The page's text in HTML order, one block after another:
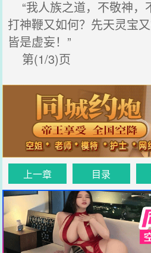
“我人族之道，不敬神，
打神鞭又如何？先天灵宝
皆是虚妄！”
第(1/3)页
上一章 目录